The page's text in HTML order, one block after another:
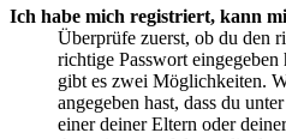
Ich habe mich registriert, kann
Überprüfe zuerst, ob du den
richtige Passwort eingegeben
gibt es zwei Möglichkeiten.
angegeben hast, dass du
einer deiner Eltern oder